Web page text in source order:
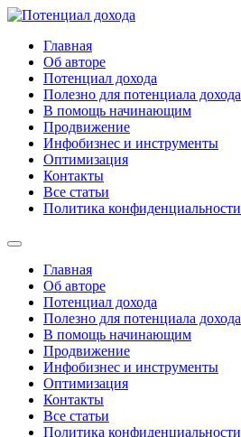
Перейти
содержимому
Главная
Об авторе
Потенциал дохода
Полезно для потенциала дохода
В помощь начинающим
Продвижение
Инфобизнес и инструменты
Оптимизация
Контакты
Все статьи
Политика конфиденциальности
Главная
Об авторе
Потенциал дохода
Полезно для потенциала дохода
В помощь начинающим
Продвижение
Инфобизнес и инструменты
Оптимизация
Контакты
Все статьи
Политика конфиденциальности